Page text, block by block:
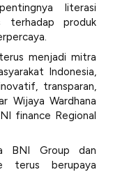
literasi
terhadap produk
menjadi mitra
Indonesia,
transparan,
Wijaya Wardhana
finance Regional
BNI Group dan
terus berupaya